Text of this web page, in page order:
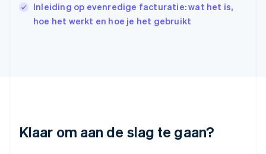
Inleiding op evenredige facturatie: wat het is,
hoe het werkt en hoe je het gebruikt
Klaar om aan de slag te gaan?
日本語English
Kroatië
FrançaisDeutschEnglish